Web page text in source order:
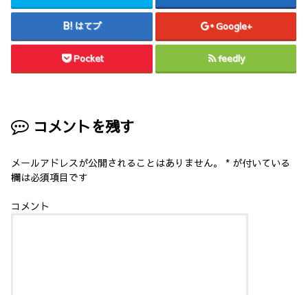
だ
新
ウ
ィ
き
ま
ン
ド
ウ
開
ま
す
)
はてブ Google+
Pocket feedly
コメントを残す
メールアドレスが公開されることはありません。 * が付いている
欄は必須項目です
コメント